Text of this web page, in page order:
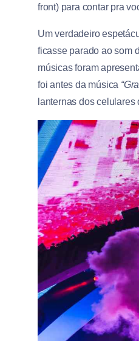
front) para contar pra
Um verdadeiro
ficasse parado ao som
músicas foram
foi antes da música
lanternas dos